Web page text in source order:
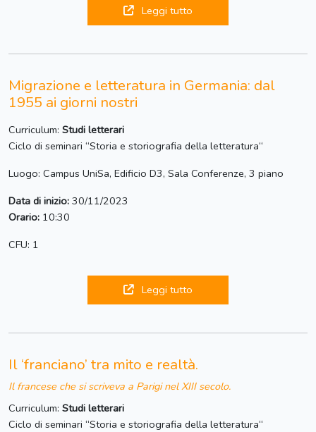
Leggi tutto
Migrazione e letteratura in Germania: dal
1955 ai giorni nostri
Curriculum: Studi letterari
Ciclo di seminari “Storia e storiografia della letteratura“
Luogo: Campus UniSa, Edificio D3, Sala Conferenze, 3 piano
Data di inizio: 30/11/2023
Orario: 10:30
CFU: 1
Leggi tutto
Il ‘franciano’ tra mito e realtà.
Il francese che si scriveva a Parigi nel XIII secolo.
Curriculum: Studi letterari
Ciclo di seminari “Storia e storiografia della letteratura“